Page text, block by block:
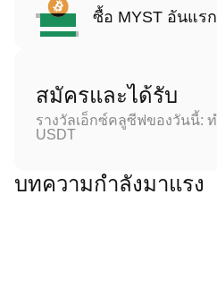
ซื้อ MYST อันแร
สมัครและได้รับ
รางวัลเอ็กซ์คลูซีฟของวันนี้:
USDT
บทความกำลังมาแรง